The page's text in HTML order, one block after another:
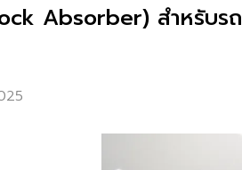
Absorber) สำหรับร